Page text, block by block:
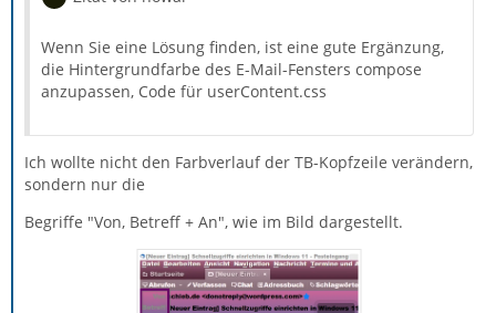
Wenn Sie eine Lösung finden, ist eine gute Ergänzung,
die Hintergrundfarbe des E-Mail-Fensters compose
anzupassen, Code für userContent.css
Ich wollte nicht den Farbverlauf der TB-Kopfzeile verändern,
sondern nur die
Begriffe "Von, Betreff + An", wie im Bild dargestellt.